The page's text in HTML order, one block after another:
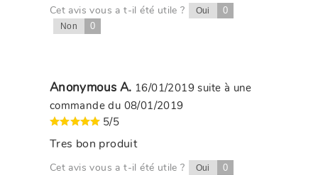
Cet avis vous a t-il été utile ? Oui 0
Non 0
Anonymous A. 16/01/2019 suite à une
commande du 08/01/2019
5/5
Tres bon produit
Cet avis vous a t-il été utile ? Oui 0